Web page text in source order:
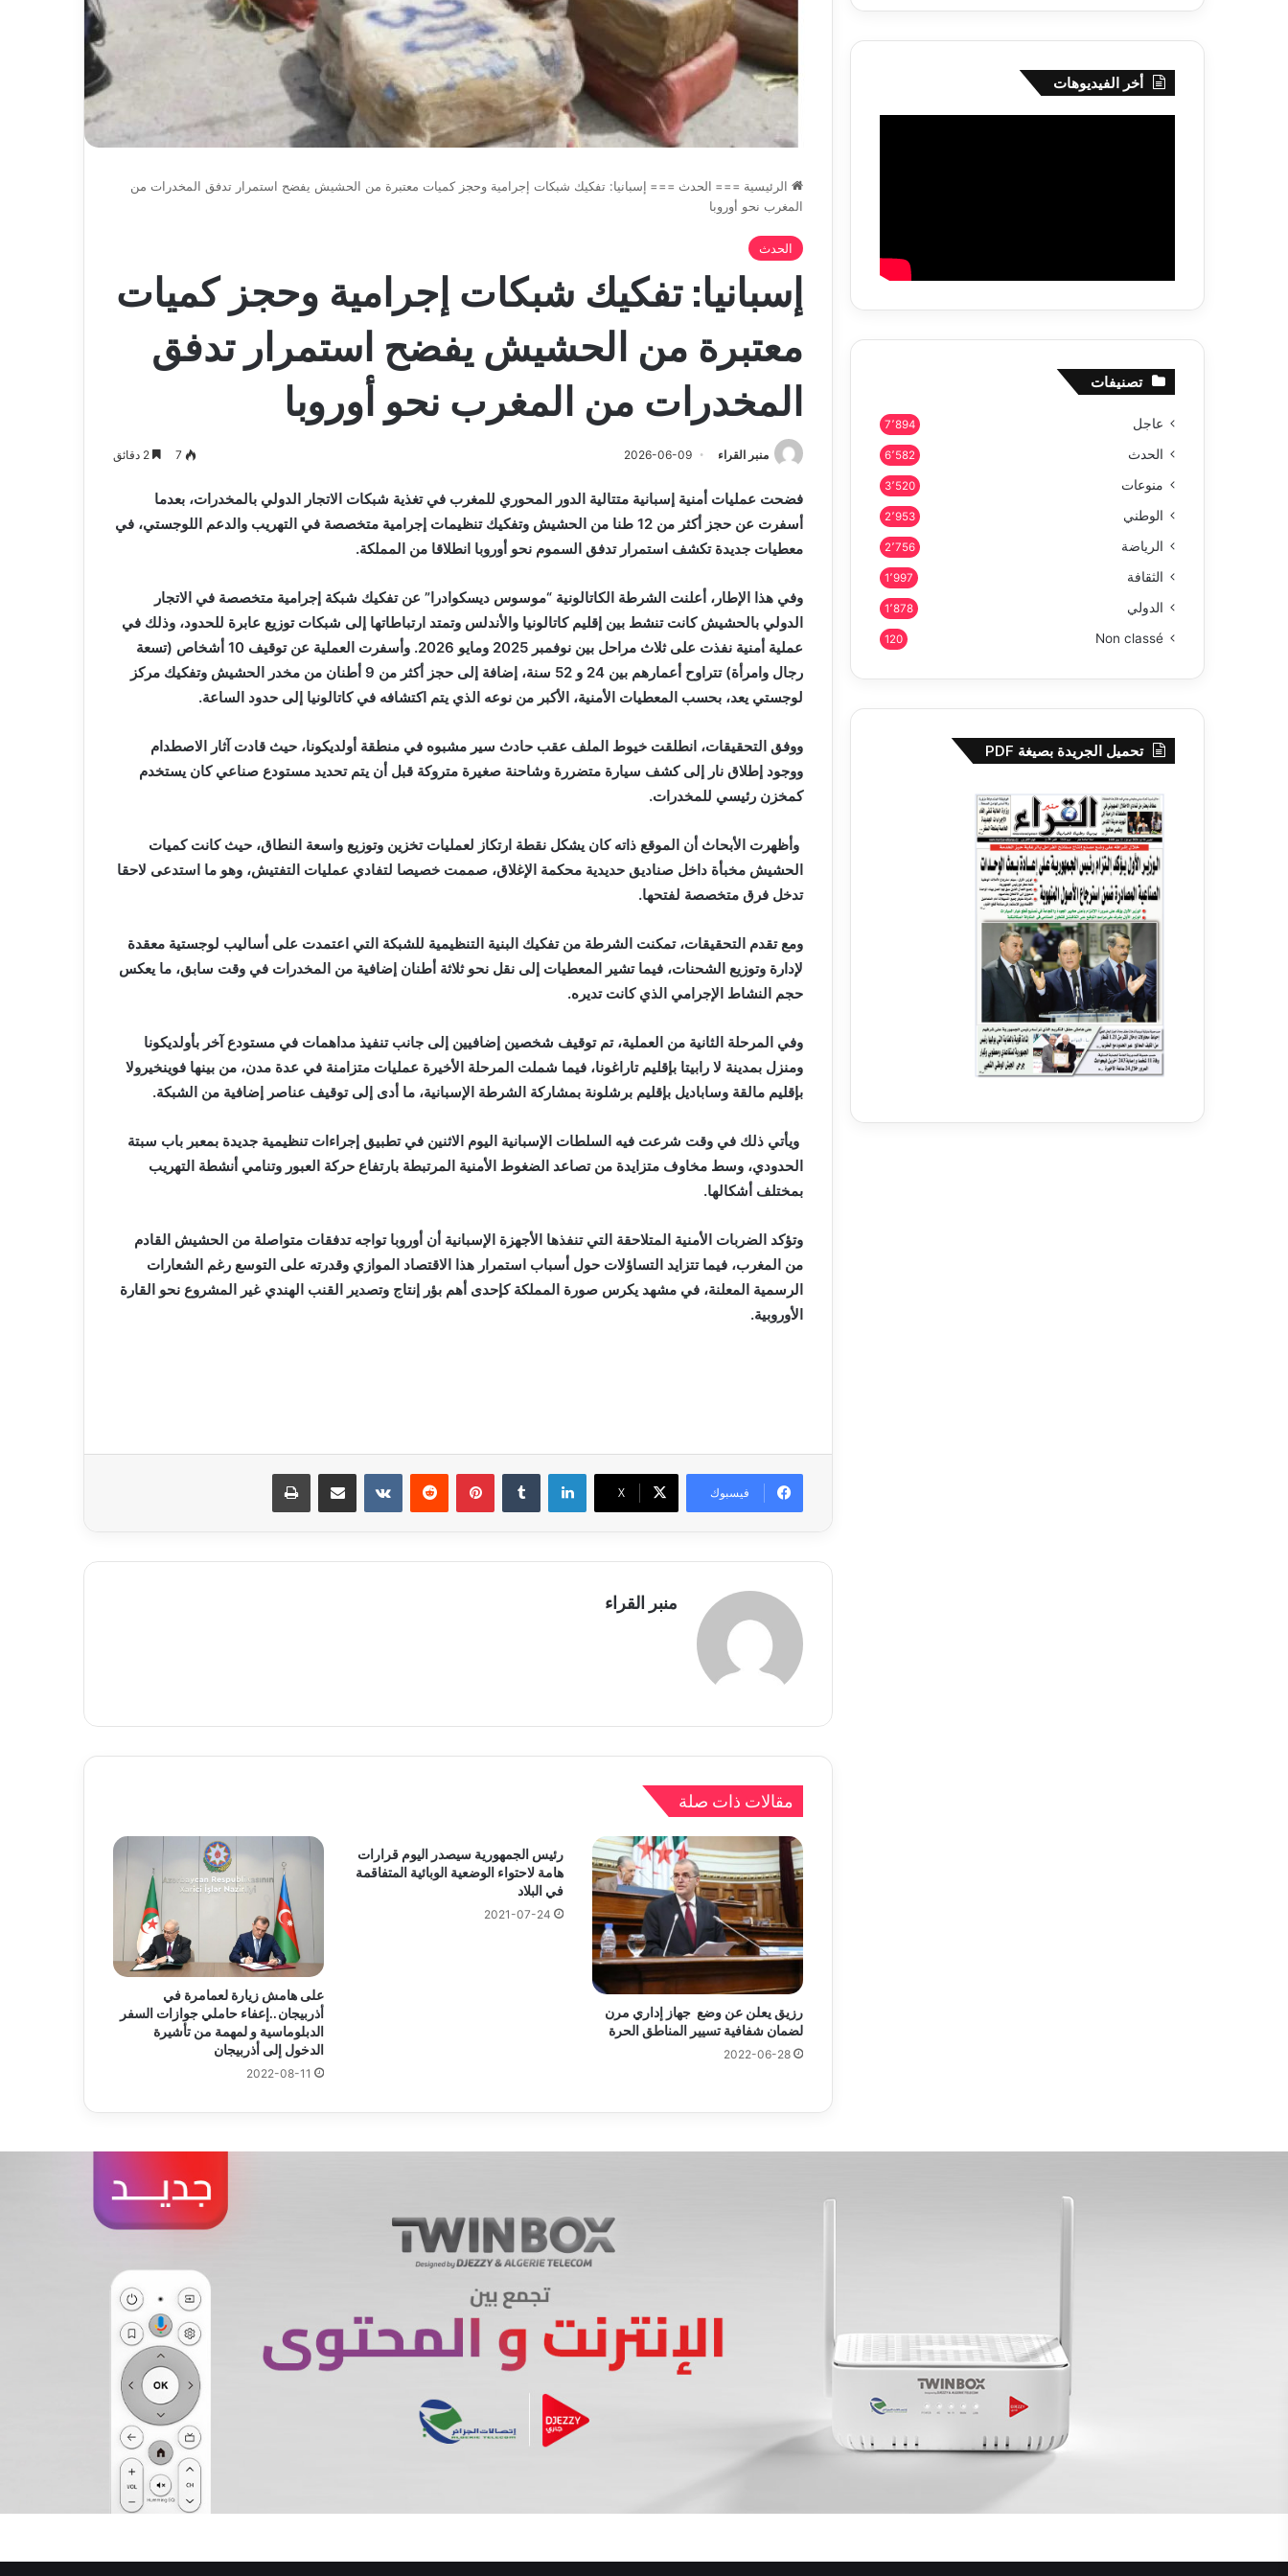
الرئيسية === الحدث === إسبانيا: تفكيك شبكات إجرامية وحجز كميات معتبرة من الحشيش يفضح استمرار تدفق المخدرات من
المغرب نحو أوروبا
الحدث
إسبانيا: تفكيك شبكات إجرامية وحجز كميات
معتبرة من الحشيش يفضح استمرار تدفق
المخدرات من المغرب نحو أوروبا
منبر القراء 2026-06-09
7
فضحت عمليات أمنية إسبانية متتالية الدور المحوري للمغرب في تغذية شبكات الاتجار الدولي بالمخدرات، بعدما
أسفرت عن حجز أكثر من 12 طنا من الحشيش وتفكيك تنظيمات إجرامية متخصصة في التهريب والدعم اللوجستي، في
معطيات جديدة تكشف استمرار تدفق السموم نحو أوروبا انطلاقا من المملكة.
وفي هذا الإطار، أعلنت الشرطة الكاتالونية “موسوس ديسكوادرا” عن تفكيك شبكة إجرامية متخصصة في الاتجار
الدولي بالحشيش كانت تنشط بين إقليم كاتالونيا والأندلس وتمتد ارتباطاتها إلى شبكات توزيع عابرة للحدود، وذلك في
عملية أمنية نفذت على ثلاث مراحل بين نوفمبر 2025 ومايو 2026. وأسفرت العملية عن توقيف 10 أشخاص (تسعة
رجال وامرأة) تتراوح أعمارهم بين 24 و 52 سنة، إضافة إلى حجز أكثر من 9 أطنان من مخدر الحشيش وتفكيك مركز
لوجستي يعد، بحسب المعطيات الأمنية، الأكبر من نوعه الذي يتم اكتشافه في كاتالونيا إلى حدود الساعة.
ووفق التحقيقات، انطلقت خيوط الملف عقب حادث سير مشبوه في منطقة أولديكونا، حيث قادت آثار الاصطدام
ووجود إطلاق نار إلى كشف سيارة متضررة وشاحنة صغيرة متروكة قبل أن يتم تحديد مستودع صناعي كان يستخدم
كمخزن رئيسي للمخدرات.
وأظهرت الأبحاث أن الموقع ذاته كان يشكل نقطة ارتكاز لعمليات تخزين وتوزيع واسعة النطاق، حيث كانت كميات
الحشيش مخبأة داخل صناديق حديدية محكمة الإغلاق، صممت خصيصا لتفادي عمليات التفتيش، وهو ما استدعى لاحقا
تدخل فرق متخصصة لفتحها.
ومع تقدم التحقيقات، تمكنت الشرطة من تفكيك البنية التنظيمية للشبكة التي اعتمدت على أساليب لوجستية معقدة
لإدارة وتوزيع الشحنات، فيما تشير المعطيات إلى نقل نحو ثلاثة أطنان إضافية من المخدرات في وقت سابق، ما يعكس
حجم النشاط الإجرامي الذي كانت تديره.
وفي المرحلة الثانية من العملية، تم توقيف شخصين إضافيين إلى جانب تنفيذ مداهمات في مستودع آخر بأولديكونا
ومنزل بمدينة لا رابيتا بإقليم تاراغونا، فيما شملت المرحلة الأخيرة عمليات متزامنة في عدة مدن، من بينها فوينخيرولا
بإقليم مالقة وساباديل بإقليم برشلونة بمشاركة الشرطة الإسبانية، ما أدى إلى توقيف عناصر إضافية من الشبكة.
ويأتي ذلك في وقت شرعت فيه السلطات الإسبانية اليوم الاثنين في تطبيق إجراءات تنظيمية جديدة بمعبر باب سبتة
الحدودي، وسط مخاوف متزايدة من تصاعد الضغوط الأمنية المرتبطة بارتفاع حركة العبور وتنامي أنشطة التهريب
بمختلف أشكالها.
وتؤكد الضربات الأمنية المتلاحقة التي تنفذها الأجهزة الإسبانية أن أوروبا تواجه تدفقات متواصلة من الحشيش القادم
من المغرب، فيما تتزايد التساؤلات حول أسباب استمرار هذا الاقتصاد الموازي وقدرته على التوسع رغم الشعارات
الرسمية المعلنة، في مشهد يكرس صورة المملكة كإحدى أهم بؤر إنتاج وتصدير القنب الهندي غير المشروع نحو القارة
الأوروبية.
فيسبوك X
لينكدإن بينتيريست مشاركة عبر البريد
منبر القراء
مقالات ذات صلة
رزيق يعلن عن وضع جهاز إداري مرن
لضمان شفافية تسيير المناطق الحرة
2022-06-28
رئيس الجمهورية سيصدر اليوم قرارات
هامة لاحتواء الوضعية الوبائية المتفاقمة
في البلاد
2021-07-24
على هامش زيارة لعمامرة في
أذربيجان..إعفاء حاملي جوازات السفر
الدبلوماسية و لمهمة من تأشيرة
الدخول إلى أذربيجان
2022-08-11
أخر الفيديوهات
تصنيفات
عاجل 7٬894
الحدث 6٬582
منوعات 3٬520
الوطني 2٬953
الرياضة 2٬756
الثقافة 1٬997
الدولي 1٬878
Non classé
120
تحميل الجريدة بصيغة PDF